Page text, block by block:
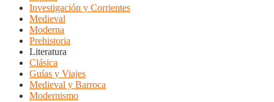
Investigación y Corrientes
Medieval
Moderna
Prehistoria
Literatura
Clásica
Guías y Viajes
Medieval y Barroca
Modernismo